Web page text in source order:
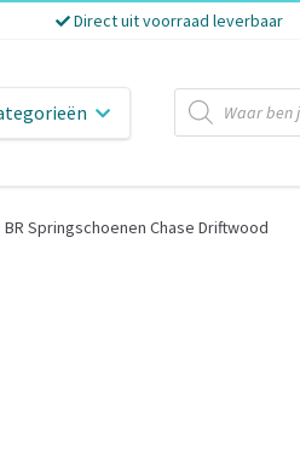
Direct uit voorraad leverbaar
Producten
zoeken
BR Springschoenen Chase Driftwood